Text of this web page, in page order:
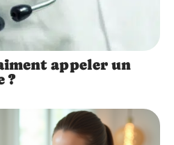
appeler un
?